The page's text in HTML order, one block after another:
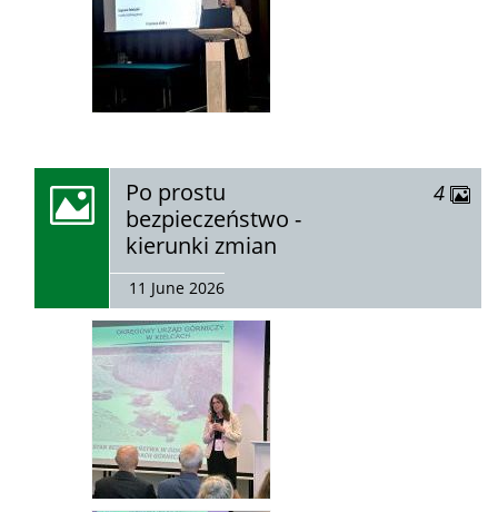
zobacz
galerię:
Po prostu
bezpieczeństwo -
kierunki zmian
11 June 2026
4 zdjęć